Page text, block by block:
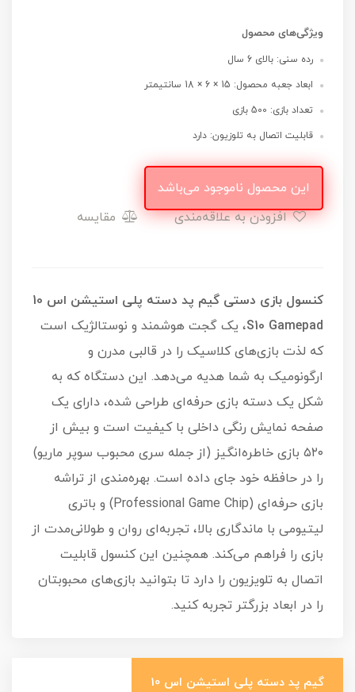
ویژگی‌های محصول
رده سنی: بالای 6 سال
ابعاد جعبه محصول: 15 × 6 × 18 سانتیمتر
تعداد بازی: 500 بازی
قابلیت اتصال به تلوزیون: دارد
این محصول ناموجود می‌باشد
افزودن به علاقه‌مندی
مقایسه
کنسول بازی دستی گیم پد دسته پلی استیشن اس 10
S10 Gamepad، یک گجت هوشمند و نوستالژیک است
که لذت بازی‌های کلاسیک را در قالبی مدرن و
ارگونومیک به شما هدیه می‌دهد. این دستگاه که به
شکل یک دسته بازی حرفه‌ای طراحی شده، دارای یک
صفحه نمایش رنگی داخلی با کیفیت است و بیش از
۵۲۰ بازی خاطره‌انگیز (از جمله سری محبوب سوپر ماریو)
را در حافظه خود جای داده است. بهره‌مندی از تراشه
بازی حرفه‌ای (Professional Game Chip) و باتری
لیتیومی با ماندگاری بالا، تجربه‌ای روان و طولانی‌مدت از
بازی را فراهم می‌کند. همچنین این کنسول قابلیت
اتصال به تلویزیون را دارد تا بتوانید بازی‌های محبوبتان
را در ابعاد بزرگتر تجربه کنید.
گیم پد دسته پلی استیشن اس 10